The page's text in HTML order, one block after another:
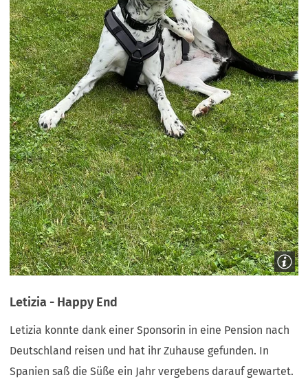
Letizia - Happy End
Letizia konnte dank einer Sponsorin in eine Pension nach
Deutschland reisen und hat ihr Zuhause gefunden. In
Spanien saß die Süße ein Jahr vergebens darauf gewartet.